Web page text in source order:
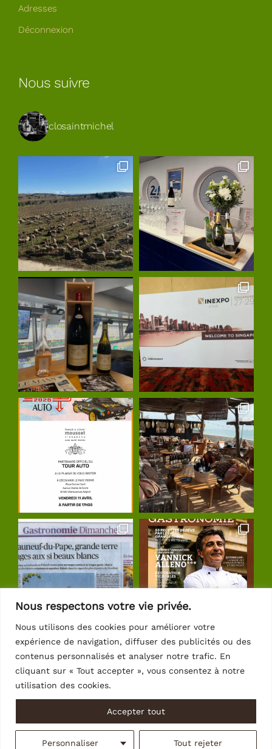
Nous respectons votre vie privée.
Nous utilisons des cookies pour améliorer votre
expérience de navigation, diffuser des publicités ou des
contenus personnalisés et analyser notre trafic. En
cliquant sur « Tout accepter », vous consentez à notre
utilisation des cookies.
Personnaliser Tout rejeter
Accepter tout
Adresses
Déconnexion
Nous suivre
closaintmichel
Suivre sur Instagram
© Copyright 2026 | CréditsIntrasite